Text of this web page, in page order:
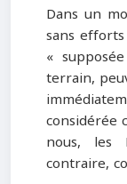
Dans un
sans
«
terrain,
considérée
nous, les
contraire,